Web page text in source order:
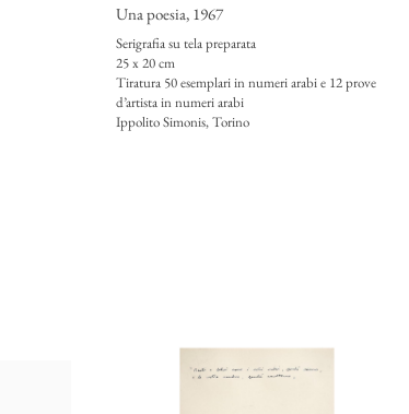
Una poesia, 1967
Serigrafia su tela preparata
25 x 20 cm
Tiratura 50 esemplari in numeri arabi e 12 prove
d’artista in numeri arabi
Ippolito Simonis, Torino